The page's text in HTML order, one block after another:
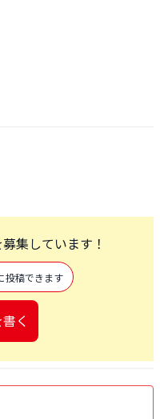
集しています！
投稿できます
く